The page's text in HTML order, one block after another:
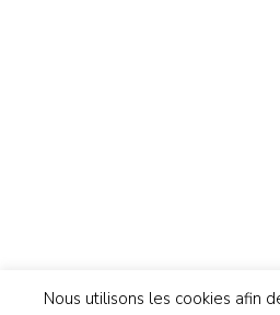
Nous utilisons les cookies afin